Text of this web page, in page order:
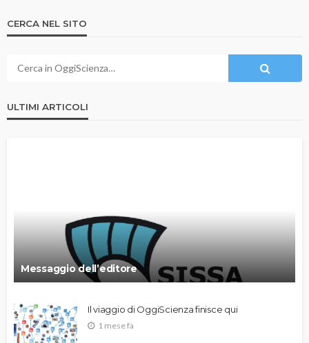
CERCA NEL SITO
ULTIMI ARTICOLI
Messaggio dell’editore
Il viaggio di OggiScienza finisce qui
1 mese fa